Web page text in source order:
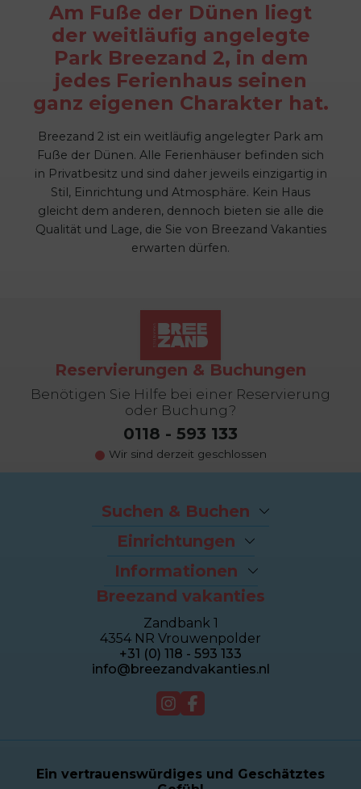
Am Fuße der Dünen liegt
der weitläufig angelegte
Park Breezand 2, in dem
jedes Ferienhaus seinen
ganz eigenen Charakter hat.
Breezand 2 ist ein weitläufig angelegter Park am
Fuße der Dünen. Alle Ferienhäuser befinden sich
in Privatbesitz und sind daher jeweils einzigartig in
Stil, Einrichtung und Atmosphäre. Kein Haus
gleicht dem anderen, dennoch bieten sie alle die
Qualität und Lage, die Sie von Breezand Vakanties
erwarten dürfen.
Reservierungen & Buchungen
Benötigen Sie Hilfe bei einer Reservierung
oder Buchung?
0118 - 593 133
Wir sind derzeit geschlossen
Suchen & Buchen
Angebote
Last-Minutes
Ferienhäuser
Ferienwohnungen
Sealofts
Gruppenhäuser
Duinhotel
Einrichtungen
Der Strand
Fahrradverleih
Brasserie Dune
Breezand Gym
Massage en Beauty
Tennisplatz
Informationen
Kontakt und Adresse
Eigentümer Dashboard
Über Breezand
Giftcard
Jobs by Breezand
Webcam
Breezand vakanties
Zandbank 1
4354 NR Vrouwenpolder
+31 (0) 118 - 593 133
info@breezandvakanties.nl
Ein vertrauenswürdiges und Geschätztes